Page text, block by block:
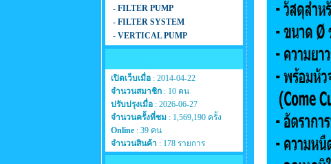
- FILTER PUMP
- FILTER SYSTEM
- VERTICAL PUMP
เปิดเว็บเมื่อ : 2014-04-22
จำนวนสมาชิก : 10 คน
ปรับปรุงเมื่อ : 2026-06-27
จำนวนครั้งที่ชม : 1,569,190 ครั้ง
Online : 39 คน
จำนวนสินค้า : 178 รายการ